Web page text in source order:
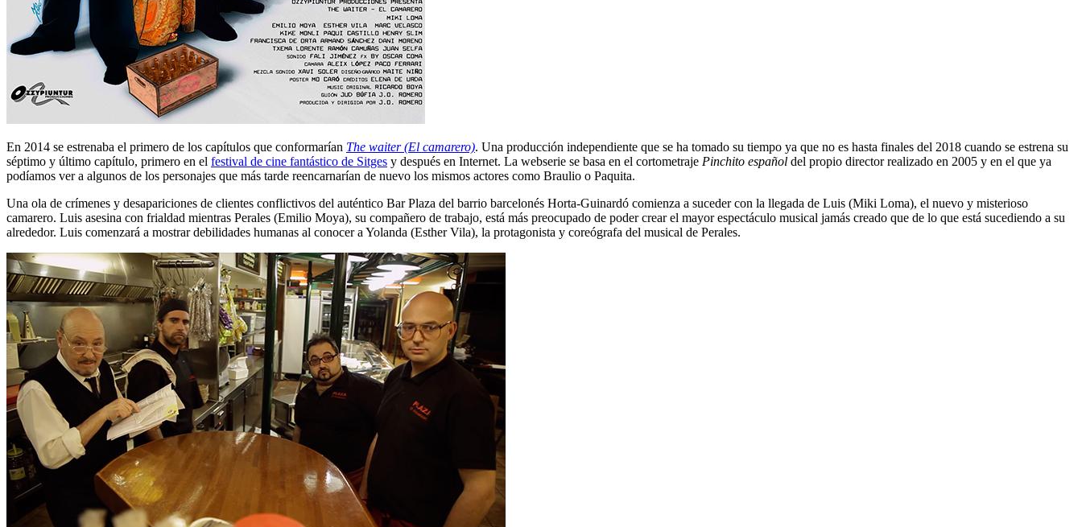
En 2014 se estrenaba el primero de los capítulos que conformarían The waiter (El camarero). Una producción independiente que se ha tomado su tiempo ya que no es hasta finales del 2018 cuando se estrena su
séptimo y último capítulo, primero en el festival de cine fantástico de Sitges y después en Internet. La webserie se basa en el cortometraje Pinchito español del propio director realizado en 2005 y en el que ya
podíamos ver a algunos de los personajes que más tarde reencarnarían de nuevo los mismos actores como Braulio o Paquita.
Una ola de crímenes y desapariciones de clientes conflictivos del auténtico Bar Plaza del barrio barcelonés Horta-Guinardó comienza a suceder con la llegada de Luis (Miki Loma), el nuevo y misterioso
camarero. Luis asesina con frialdad mientras Perales (Emilio Moya), su compañero de trabajo, está más preocupado de poder crear el mayor espectáculo musical jamás creado que de lo que está sucediendo a su
alrededor. Luis comenzará a mostrar debilidades humanas al conocer a Yolanda (Esther Vila), la protagonista y coreógrafa del musical de Perales.